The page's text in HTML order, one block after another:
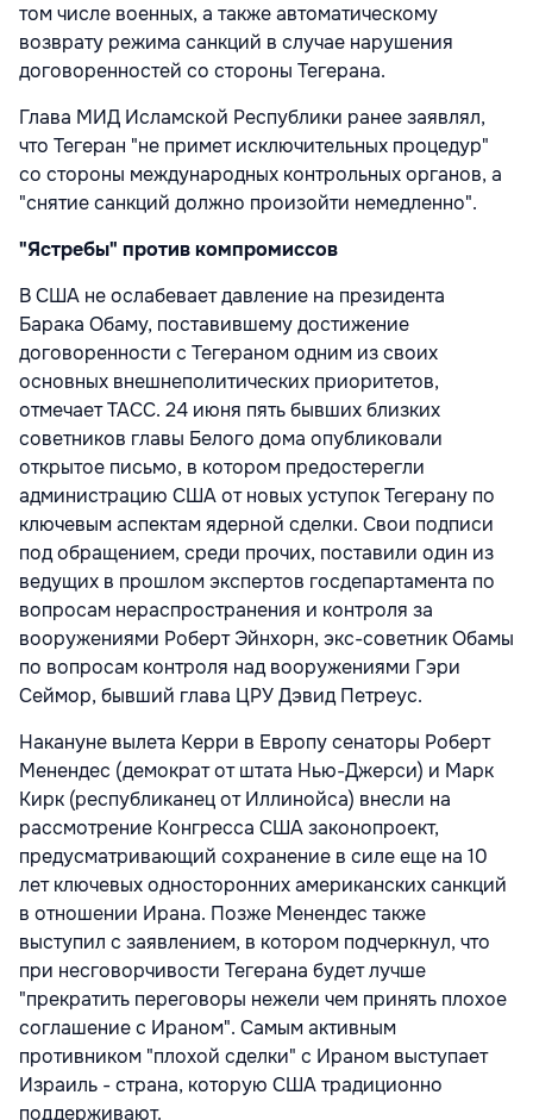
том числе военных, а также автоматическому
возврату режима санкций в случае нарушения
договоренностей со стороны Тегерана.
Глава МИД Исламской Республики ранее заявлял,
что Тегеран "не примет исключительных процедур"
со стороны международных контрольных органов, а
"снятие санкций должно произойти немедленно".
"Ястребы" против компромиссов
В США не ослабевает давление на президента
Барака Обаму, поставившему достижение
договоренности с Тегераном одним из своих
основных внешнеполитических приоритетов,
отмечает ТАСС. 24 июня пять бывших близких
советников главы Белого дома опубликовали
открытое письмо, в котором предостерегли
администрацию США от новых уступок Тегерану по
ключевым аспектам ядерной сделки. Свои подписи
под обращением, среди прочих, поставили один из
ведущих в прошлом экспертов госдепартамента по
вопросам нераспространения и контроля за
вооружениями Роберт Эйнхорн, экс-советник Обамы
по вопросам контроля над вооружениями Гэри
Сеймор, бывший глава ЦРУ Дэвид Петреус.
Накануне вылета Керри в Европу сенаторы Роберт
Менендес (демократ от штата Нью-Джерси) и Марк
Кирк (республиканец от Иллинойса) внесли на
рассмотрение Конгресса США законопроект,
предусматривающий сохранение в силе еще на 10
лет ключевых односторонних американских санкций
в отношении Ирана. Позже Менендес также
выступил с заявлением, в котором подчеркнул, что
при несговорчивости Тегерана будет лучше
"прекратить переговоры нежели чем принять плохое
соглашение с Ираном". Самым активным
противником "плохой сделки" с Ираном выступает
Израиль - страна, которую США традиционно
поддерживают.